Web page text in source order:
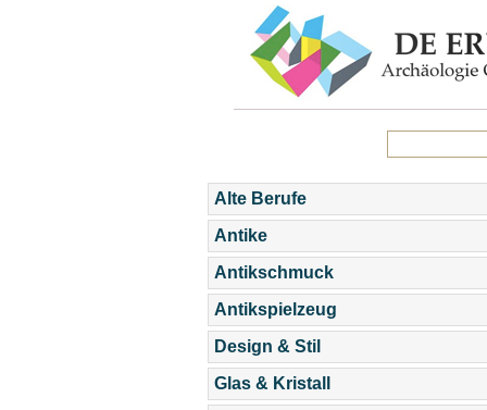
Alte Berufe
Antike
Antikschmuck
Antikspielzeug
Design & Stil
Glas & Kristall